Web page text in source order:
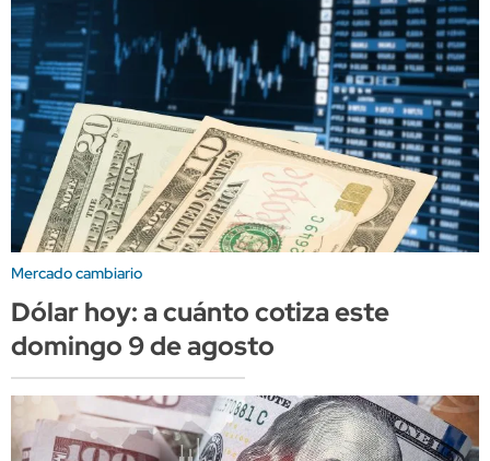
Mercado cambiario
Dólar hoy: a cuánto cotiza este
domingo 9 de agosto